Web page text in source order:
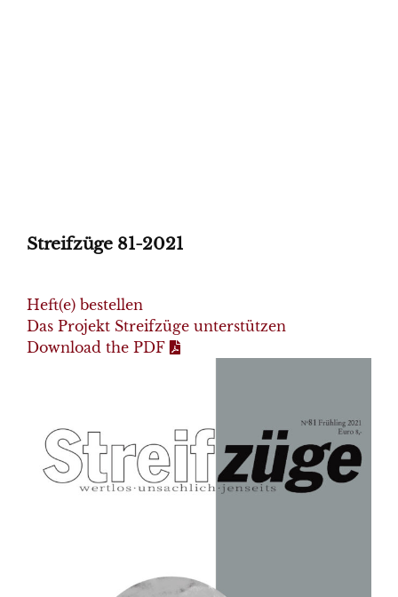
Streifzüge 81-2021
Heft(e) bestellen
Das Projekt Streifzüge unterstützen
Download the PDF